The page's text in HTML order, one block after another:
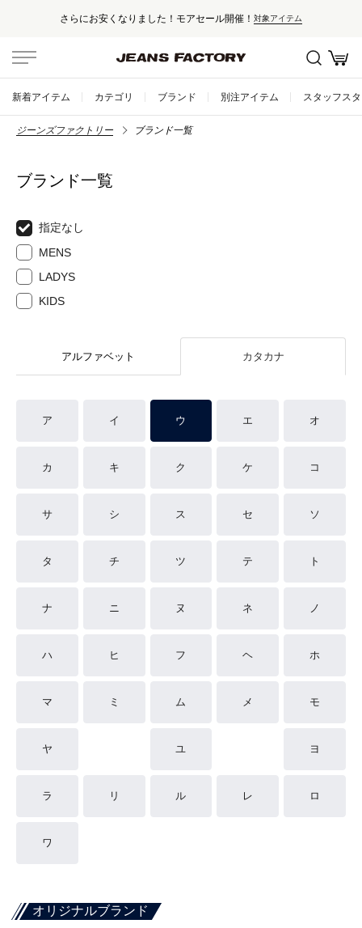
さらにお安くなりました！モアセール開催！ 対象アイテム
新着アイテム カテゴリ ブランド 別注アイテム スタッフス
ジーンズファクトリー ブランド一覧
ブランド一覧
指定なし
MENS
LADYS
KIDS
アルファベット カタカナ
ア イ ウ エ オ
カ キ ク ケ コ
サ シ ス セ ソ
タ チ ツ テ ト
ナ ニ ヌ ネ ノ
ハ ヒ フ ヘ ホ
マ ミ ム メ モ
ヤ ユ ヨ
ラ リ ル レ ロ
ワ
オリジナルブランド